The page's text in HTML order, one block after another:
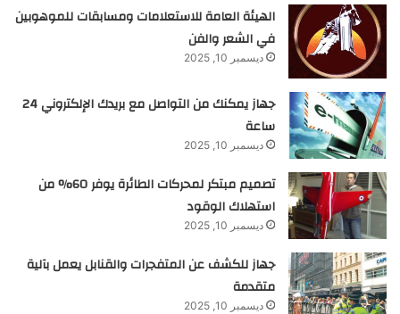
الهيئة العامة للاستعلامات ومسابقات للموهوبين
في الشعر والفن
ديسمبر 10, 2025
جهاز يمكنك من التواصل مع بريدك الإلكتروني 24
ساعة
ديسمبر 10, 2025
تصميم مبتكر لمحركات الطائرة يوفر 60% من
استهلاك الوقود
ديسمبر 10, 2025
جهاز للكشف عن المتفجرات والقنابل يعمل بآلية
متقدمة
ديسمبر 10, 2025